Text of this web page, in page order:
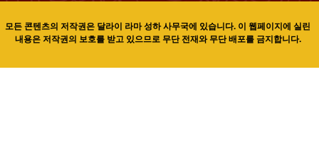
모든 콘텐츠의 저작권은 달라이 라마 성하 사무국에 있습니다. 이 웹페이지에 실린
내용은 저작권의 보호를 받고 있으므로 무단 전재와 무단 배포를 금지합니다.